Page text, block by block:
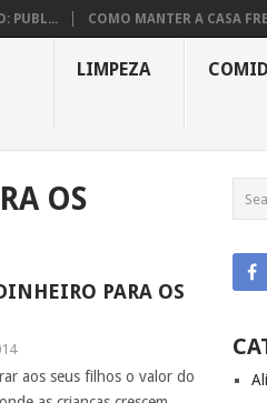
PUBL... COMO MANTER A CASA
LIMPEZA
OS
PARA OS
aos seus filhos o valor do